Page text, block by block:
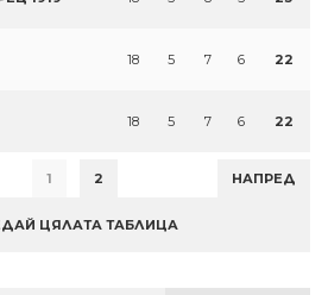
18 5 7 6 22
18 5 7 6 22
1 2 НАПРЕД
ЦЯЛАТА ТАБЛИЦА